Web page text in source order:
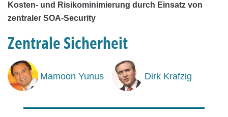
Kosten- und Risikominimierung durch Einsatz von
zentraler SOA-Security
Zentrale Sicherheit
Mamoon Yunus Dirk Krafzig